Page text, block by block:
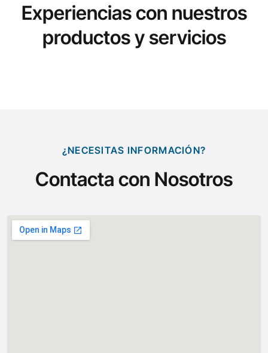
Experiencias con nuestros
productos y servicios
¿NECESITAS INFORMACIÓN?
Contacta con Nosotros